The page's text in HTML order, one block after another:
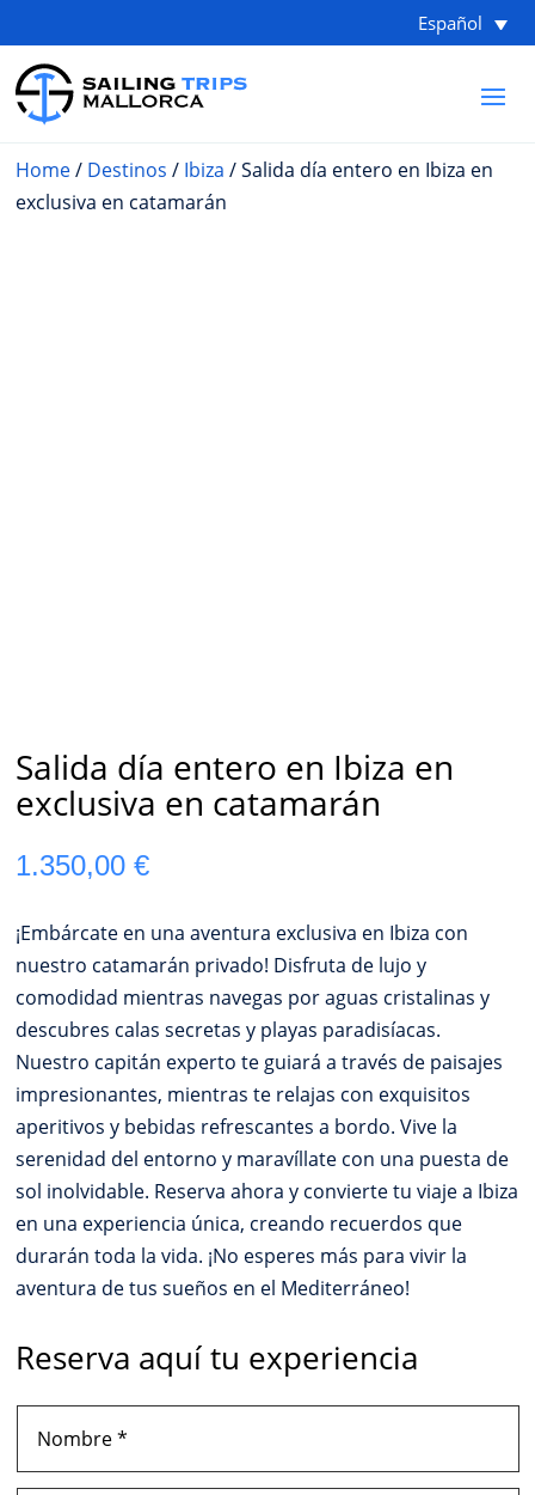
Español
Home/ Destinos / Ibiza / Salida día entero en Ibiza en
exclusiva en catamarán
Salida día entero en Ibiza en
exclusiva en catamarán
1.350,00€
¡Embárcate en una aventura exclusiva en Ibiza con
nuestro catamarán privado! Disfruta de lujo y
comodidad mientras navegas por aguas cristalinas y
descubres calas secretas y playas paradisíacas.
Nuestro capitán experto te guiará a través de paisajes
impresionantes, mientras te relajas con exquisitos
aperitivos y bebidas refrescantes a bordo. Vive la
serenidad del entorno y maravíllate con una puesta de
sol inolvidable. Reserva ahora y convierte tu viaje a Ibiza
en una experiencia única, creando recuerdos que
durarán toda la vida. ¡No esperes más para vivir la
aventura de tus sueños en el Mediterráneo!
Reserva aquí tu experiencia